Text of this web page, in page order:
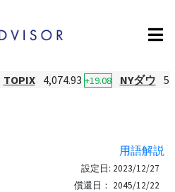
TOPIX 4,074.93 +19.08 NYダウ
用語解説
設定日: 2023/12/27
償還日： 2045/12/22